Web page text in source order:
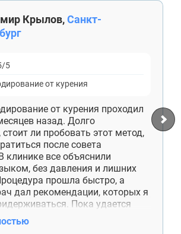
Крылов,Санкт-
5
от курения
от курения проходил
назад. Долго
ли пробовать этот метод,
после совета
клинике все объяснили
без давления и лишних
прошла быстро, а
дал рекомендации, которых я
Пока удается
сигарет, и это лучший
последние годы.